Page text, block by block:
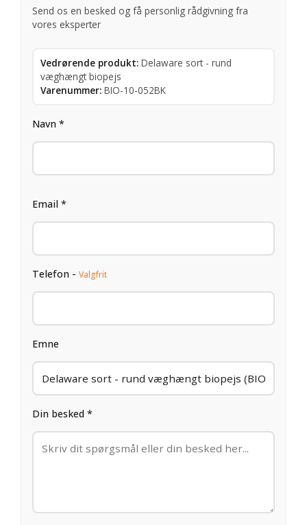
Send os en besked og få personlig rådgivning fra
vores eksperter
Vedrørende produkt: Delaware sort - rund
væghængt biopejs
Varenummer: BIO-10-052BK
Navn *
Email *
Telefon - Valgfrit
Emne
Din besked *